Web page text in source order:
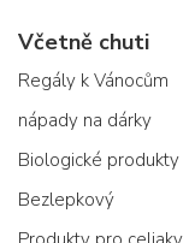
Včetně chuti
Regály k Vánocům
nápady na dárky
Biologické produkty
Bezlepkový